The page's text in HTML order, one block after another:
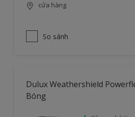
cửa hàng
So sánh
Dulux Weathershield
Bóng